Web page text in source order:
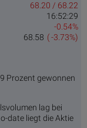
68.20 / 68.22
16:52:29
-0.54%
( -3.73%)
68.58
Prozent gewonnen
lag bei
date liegt die Aktie